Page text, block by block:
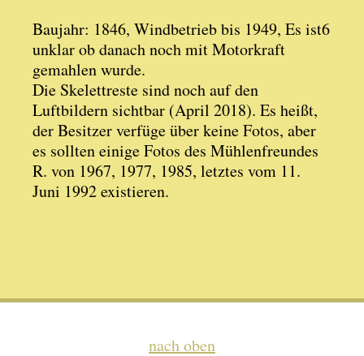
Baujahr: 1846, Windbetrieb bis 1949, Es ist6
unklar ob danach noch mit Motorkraft
gemahlen wurde.
Die Skelettreste sind noch auf den
Luftbildern sichtbar (April 2018). Es heißt,
der Besitzer verfüge über keine Fotos, aber
es sollten einige Fotos des Mühlenfreundes
R. von 1967, 1977, 1985, letztes vom 11.
Juni 1992 existieren.
nach oben